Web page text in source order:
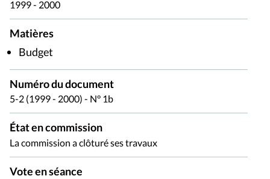
1999 - 2000
Matières
Budget
Numéro du document
5-2 (1999 - 2000) - N° 1b
État en commission
La commission a clôturé ses travaux
Vote en séance